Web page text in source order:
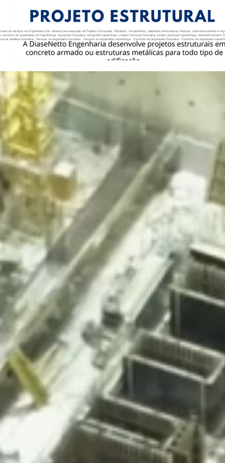
de serviços de Engenharia Civil, voltada para execução de Projetos Estruturais, Hidráulico, Arquitetônico, realizando ainda laudos Técnicos, desmembramento e
escritório de engenharia civil Itapetininga; topografia Sorocaba; topografia Itapetininga; projeto Estrutural Sorocaba; projeto estrutural Itapetininga;
metálica Sorocaba;: Serviços de engenharia Sorocaba : Serviços de engenharia Itapetininga : Escritório de engenharia Sorocaba : Escritório de engenharia